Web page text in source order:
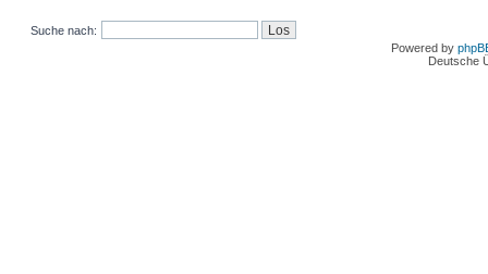
Suche nach:
Powered by
Deutsche